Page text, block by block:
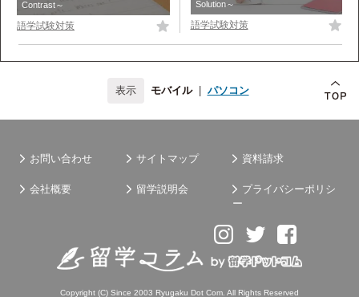
Contrast～
語学試験対策
Solution～
語学試験対策
モバイル パソコン
お問い合わせ サイトマップ 資料請求
会社概要 留学説明会
プライバシーポリシ
ー
Copyright (C) Since 2003 Ryugaku Dot Com . All Rights Reserved